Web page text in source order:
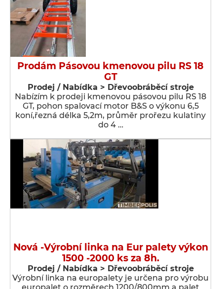
Prodám Pásovou kmenovou pilu RS 18
GT
Prodej / Nabídka > Dřevoobráběcí stroje
Nabízím k prodeji kmenovou pásovou pilu RS 18
GT, pohon spalovací motor B&S o výkonu 6,5
koní,řezná délka 5,2m, průměr prořezu kulatiny
do 4 …
Nová -Výrobní linka na Eur palety výkon
1500 -2000 ks za 8h.
Prodej / Nabídka > Dřevoobráběcí stroje
Výrobní linka na europalety je určena pro výrobu